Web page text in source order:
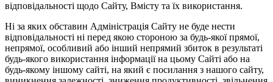
відповідальності щодо Сайту, Вмісту та їх використання.
Ні за яких обставин Адміністрація Сайту не буде нести
відповідальності ні перед якою стороною за будь-якої прямої,
непрямої, особливий або інший непрямий збиток в результаті
будь-якого використання інформації на цьому Сайті або на
будь-якому іншому сайті, на який є посилання з нашого сайту,